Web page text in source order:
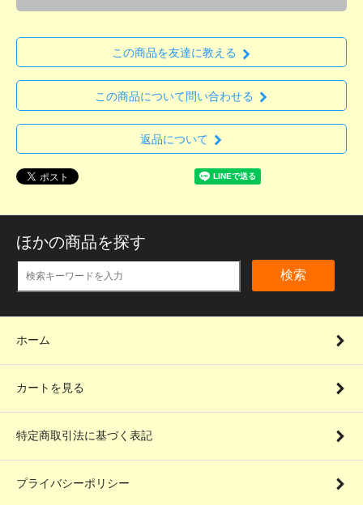
この商品を友達に教える
この商品について問い合わせる
返品について
ほかの商品を探す
検索
ホーム
カートを見る
特定商取引法に基づく表記
プライバシーポリシー